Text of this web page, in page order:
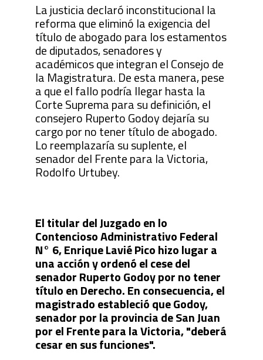
La justicia declaró inconstitucional la
reforma que eliminó la exigencia del
título de abogado para los estamentos
de diputados, senadores y
académicos que integran el Consejo de
la Magistratura. De esta manera, pese
a que el fallo podría llegar hasta la
Corte Suprema para su definición, el
consejero Ruperto Godoy dejaría su
cargo por no tener título de abogado.
Lo reemplazaría su suplente, el
senador del Frente para la Victoria,
Rodolfo Urtubey.
El titular del Juzgado en lo
Contencioso Administrativo Federal
N° 6, Enrique Lavié Pico hizo lugar a
una acción y ordenó el cese del
senador Ruperto Godoy por no tener
título en Derecho. En consecuencia, el
magistrado estableció que Godoy,
senador por la provincia de San Juan
por el Frente para la Victoria, "deberá
cesar en sus funciones".